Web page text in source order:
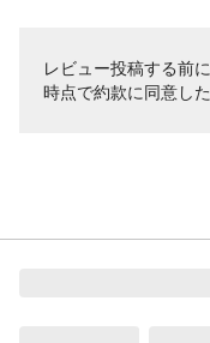
レビュー投稿する前
時点で約款に同意し